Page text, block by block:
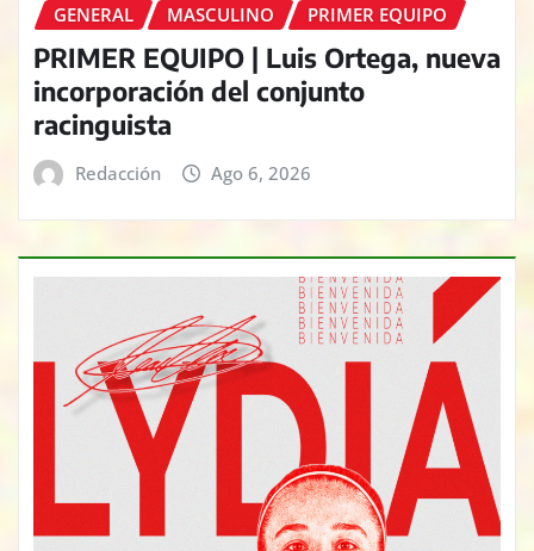
GENERAL MASCULINO PRIMER EQUIPO
PRIMER EQUIPO | Luis Ortega, nueva
incorporación del conjunto
racinguista
Redacción Ago 6, 2026